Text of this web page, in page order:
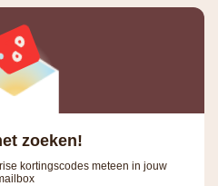
zoeken!
kortingscodes meteen in jouw